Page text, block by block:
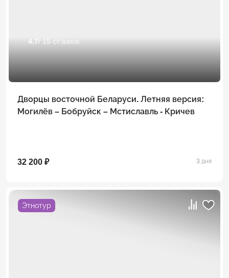
4.7/ 15 отзывов
Дворцы восточной Беларуси. Летняя версия:
Могилёв – Бобруйск – Мстиславль - Кричев
32 200 ₽ 3 дня
Этнотур